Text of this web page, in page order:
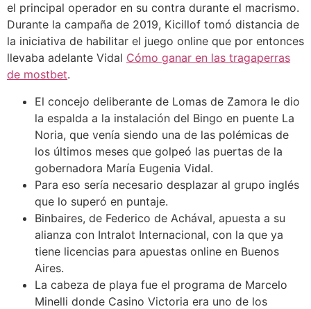
el principal operador en su contra durante el macrismo.
Durante la campaña de 2019, Kicillof tomó distancia de
la iniciativa de habilitar el juego online que por entonces
llevaba adelante Vidal Cómo ganar en las tragaperras
de mostbet.
El concejo deliberante de Lomas de Zamora le dio
la espalda a la instalación del Bingo en puente La
Noria, que venía siendo una de las polémicas de
los últimos meses que golpeó las puertas de la
gobernadora María Eugenia Vidal.
Para eso sería necesario desplazar al grupo inglés
que lo superó en puntaje.
Binbaires, de Federico de Achával, apuesta a su
alianza con Intralot Internacional, con la que ya
tiene licencias para apuestas online en Buenos
Aires.
La cabeza de playa fue el programa de Marcelo
Minelli donde Casino Victoria era uno de los